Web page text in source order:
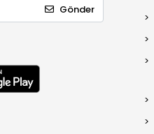
Gönder